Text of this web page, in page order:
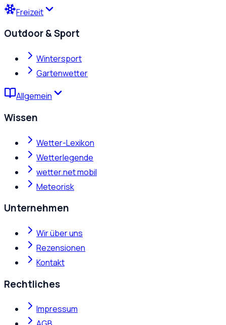
Freizeit
Outdoor & Sport
Wintersport
Gartenwetter
Allgemein
Wissen
Wetter-Lexikon
Wetterlegende
wetter.net mobil
Meteorisk
Unternehmen
Wir über uns
Rezensionen
Kontakt
Rechtliches
Impressum